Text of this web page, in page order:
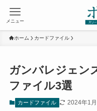
メニュー
ホーム カードファイル
ガンバレジェン
ファイル3選
カードファイル 2024年1